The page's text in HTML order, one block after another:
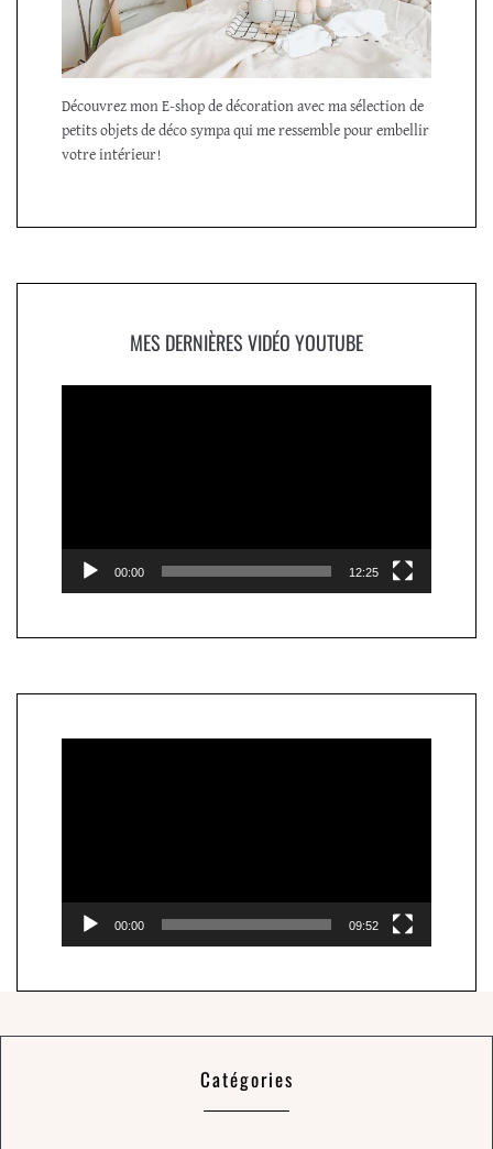
Découvrez mon E-shop de décoration avec ma sélection de
petits objets de déco sympa qui me ressemble pour embellir
votre intérieur!
MES DERNIÈRES VIDÉO YOUTUBE
00:00 12:25
00:00 09:52
Catégories